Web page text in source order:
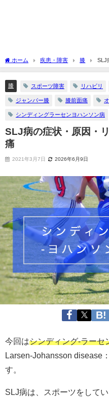
ホーム 疾患・障害 膝
SLJ
痛
膝 スポーツ障害 リハビリ
ジャンパー膝 膝前面痛
シンディングラーセンヨハンソン病
SLJ病の症状・原因・
痛
2021年3月7日 2026年6月9日
今回はシンディング-ラーセ
Larsen-Johansson disease
す。
SLJ病は、スポーツをして